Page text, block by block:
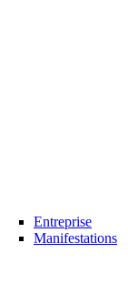
Entreprise
Manifestations